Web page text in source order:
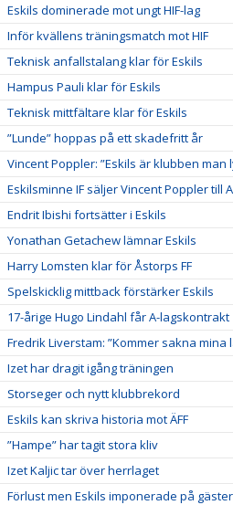
Eskils dominerade mot ungt HIF-lag
Inför kvällens träningsmatch mot HIF
Teknisk anfallstalang klar för Eskils
Hampus Pauli klar för Eskils
Teknisk mittfältare klar för Eskils
”Lunde” hoppas på ett skadefritt år
Vincent Poppler: ”Eskils är klubben man
Eskilsminne IF säljer Vincent Poppler till
Endrit Ibishi fortsätter i Eskils
Yonathan Getachew lämnar Eskils
Harry Lomsten klar för Åstorps FF
Spelskicklig mittback förstärker Eskils
17-årige Hugo Lindahl får A-lagskontrakt
Fredrik Liverstam: ”Kommer sakna mina
Izet har dragit igång träningen
Storseger och nytt klubbrekord
Eskils kan skriva historia mot ÄFF
”Hampe” har tagit stora kliv
Izet Kaljic tar över herrlaget
Förlust men Eskils imponerade på